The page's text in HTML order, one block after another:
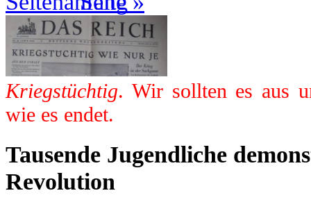
Kriegstüchtig. Wir sollten es aus
wie es endet.
Tausende Jugendliche
Revolution